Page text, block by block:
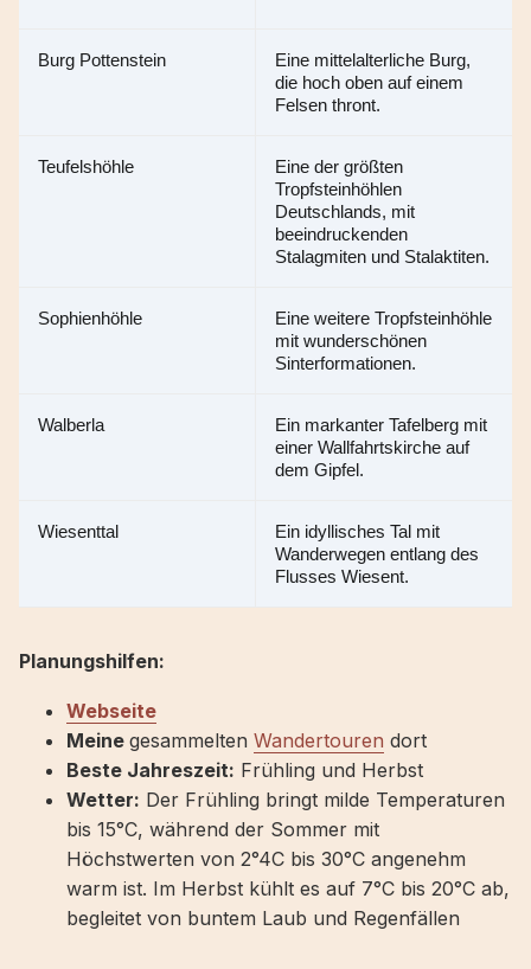
Burg Pottenstein
Eine mittelalterliche Burg,
die hoch oben auf einem
Felsen thront.
Teufelshöhle
Eine der größten
Tropfsteinhöhlen
Deutschlands, mit
beeindruckenden
Stalagmiten und Stalaktiten.
Sophienhöhle
Eine weitere Tropfsteinhöhle
mit wunderschönen
Sinterformationen.
Walberla
Ein markanter Tafelberg mit
einer Wallfahrtskirche auf
dem Gipfel.
Wiesenttal
Ein idyllisches Tal mit
Wanderwegen entlang des
Flusses Wiesent.
Planungshilfen:
Webseite
Meine gesammelten Wandertouren dort
Beste Jahreszeit: Frühling und Herbst
Wetter: Der Frühling bringt milde Temperaturen
bis 15°C, während der Sommer mit
Höchstwerten von 2°4C bis 30°C angenehm
warm ist. Im Herbst kühlt es auf 7°C bis 20°C ab,
begleitet von buntem Laub und Regenfällen